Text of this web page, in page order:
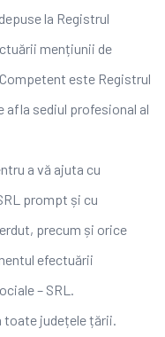
la Registrul
mențiunii de
este Registrul
afla sediul profesional al
a vă ajuta cu
prompt și cu
precum și orice
efectuării
– SRL.
toate județele țării.